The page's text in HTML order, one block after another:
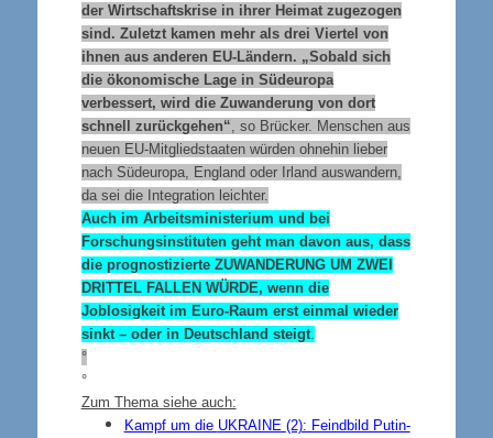
der Wirtschaftskrise in ihrer Heimat zugezogen
sind. Zuletzt kamen mehr als drei Viertel von
ihnen aus anderen EU-Ländern. „Sobald sich
die ökonomische Lage in Südeuropa
verbessert, wird die Zuwanderung von dort
schnell zurückgehen“ , so Brücker. Menschen aus
neuen EU-Mitgliedstaaten würden ohnehin lieber
nach Südeuropa, England oder Irland auswandern,
da sei die Integration leichter.
Auch im Arbeitsministerium und bei
Forschungsinstituten geht man davon aus, dass
die prognostizierte ZUWANDERUNG UM ZWEI
DRITTEL FALLEN WÜRDE, wenn die
Joblosigkeit im Euro-Raum erst einmal wieder
sinkt – oder inDeutschland steigt.
°
°
Zum Thema siehe auch:
Kampf um die UKRAINE (2): Feindbild Putin-